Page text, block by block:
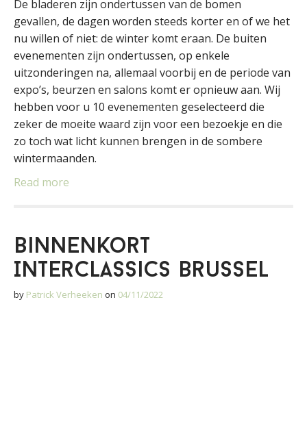
De bladeren zijn ondertussen van de bomen
gevallen, de dagen worden steeds korter en of we het
nu willen of niet: de winter komt eraan. De buiten
evenementen zijn ondertussen, op enkele
uitzonderingen na, allemaal voorbij en de periode van
expo’s, beurzen en salons komt er opnieuw aan. Wij
hebben voor u 10 evenementen geselecteerd die
zeker de moeite waard zijn voor een bezoekje en die
zo toch wat licht kunnen brengen in de sombere
wintermaanden.
Read more
Binnenkort
Interclassics Brussel
by Patrick Verheeken on 04/11/2022